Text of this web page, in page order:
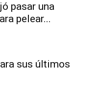
pasar una
pelear...
sus últimos